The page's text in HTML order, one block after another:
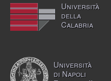
Università
della
Calabria
Università
di Napoli